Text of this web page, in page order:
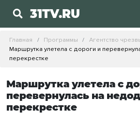
31TV.RU
Главная Программы
Агентство
Маршрутка улетела с дороги и
перекрестке
Маршрутка улетела с
перевернулась на
перекрестке